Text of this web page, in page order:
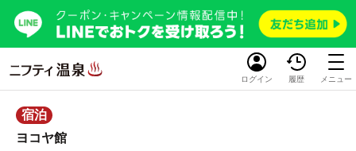
ログイン 履歴 メニュー
宿泊
ヨコヤ館